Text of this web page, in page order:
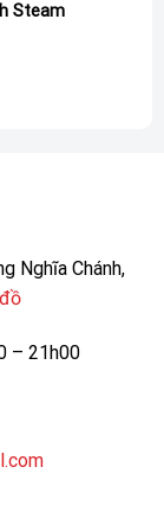
Steam
Nghĩa Chánh,
– 21h00